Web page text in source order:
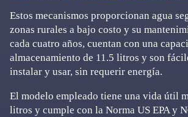
Estos mecanismos proporcionan agua
zonas rurales a bajo costo y su
cada cuatro años, cuentan con una
almacenamiento de 11.5 litros y son
instalar y usar, sin requerir energía.
El modelo empleado tiene una vida útil
litros y cumple con la Norma US EPA y